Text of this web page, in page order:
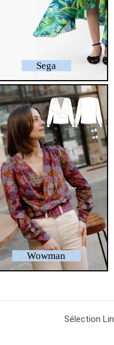
Sega
Wowman
Sélection Lin